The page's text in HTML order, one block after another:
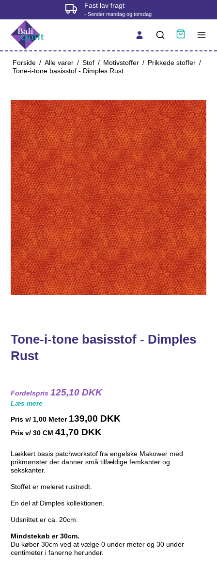
Fysisk butik i Korsør
- tjek åbningstider før du kommer
Forside / Alle varer / Stof / Motivstoffer / Prikkede stoffer /
Tone-i-tone basisstof - Dimples Rust
Tone-i-tone basisstof - Dimples
Rust
Fordelspris125,10 DKK
Læs mere
Pris v/ 1,00 Meter 139,00 DKK
Pris v/ 30 CM 41,70 DKK
Lækkert basis patchworkstof fra engelske Makower med
prikmønster der danner små tilfældige femkanter og
sekskanter.
Stoffet er meleret rustrødt.
En del af Dimples kollektionen.
Udsnittet er ca. 20cm.
Mindstekøb er 30cm.
Du køber 30cm ved at vælge 0 under meter og 30 under
centimeter i fanerne herunder.